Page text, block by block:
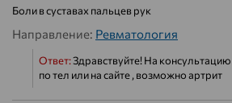
Боли в суставах пальцев рук
Направление: Ревматология
Ответ:Здравствуйте! На
по тел или на сайте , возможно артрит